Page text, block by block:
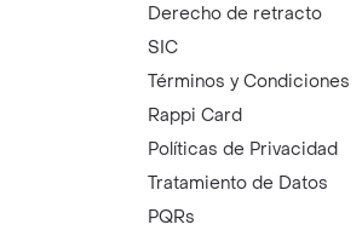
Derecho de retracto
SIC
Términos y Condiciones
Rappi Card
Políticas de Privacidad
Tratamiento de Datos
PQRs